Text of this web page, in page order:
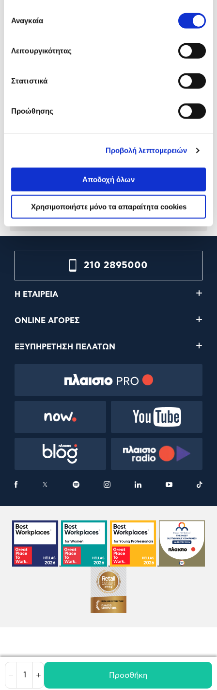
συγκατάθεσης
Αναγκαία
Λειτουργικότητας
Στατιστικά
Προώθησης
Προβολή λεπτομερειών
Αποδοχή όλων
Χρησιμοποιήστε μόνο τα απαραίτητα cookies
Μείωση Αύξηση Προσθήκη
Δες τι κλίκαραν όσοι είδαν το ίδιο
Xiaomi Redmi Buds 8 Active
22,90€
Προσθήκη
Σύνδεση & Επίδειξη
39,90€
Προσθήκη
210 2895000
Η ΕΤΑΙΡΕΙΑ
ONLINE ΑΓΟΡΕΣ
ΕΞΥΠΗΡΕΤΗΣΗ ΠΕΛΑΤΩΝ